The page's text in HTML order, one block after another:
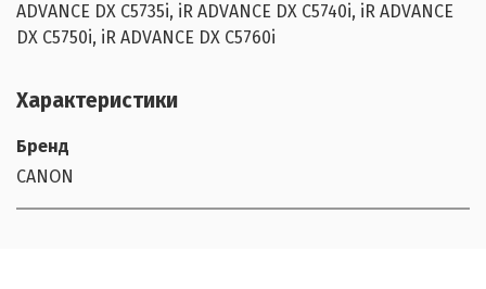
ADVANCE DX C5735i, iR ADVANCE DX C5740i, iR ADVANCE
DX C5750i, iR ADVANCE DX C5760i
Характеристики
Бренд
CANON